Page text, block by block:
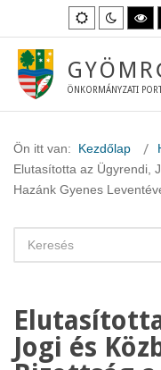
mód
Éjszakai
mód
ÖNKORMÁNYZATI
Ön itt van: Kezdőlap
Elutasította az Ügyrendi,
Hazánk Gyenes
Jogi és